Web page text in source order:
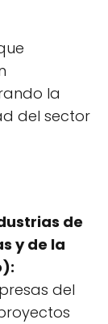
la
del sector
de
y de la
del